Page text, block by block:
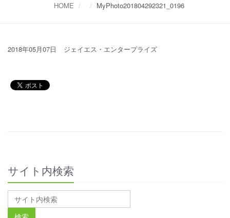
HOME MyPhoto201804292321_0196
2018年05月07日 ジェイエス・エンタープライズ
サイト内検索